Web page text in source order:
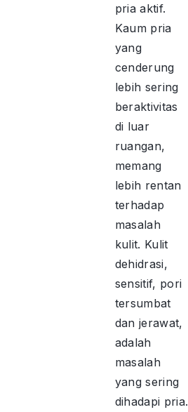
pria aktif.
Kaum pria
yang
cenderung
lebih sering
beraktivitas
di luar
ruangan,
memang
lebih rentan
terhadap
masalah
kulit. Kulit
dehidrasi,
sensitif, pori
tersumbat
dan jerawat,
adalah
masalah
yang sering
dihadapi pria.